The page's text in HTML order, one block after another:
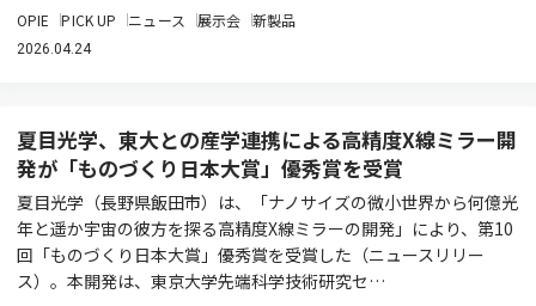
OPIE PICK UP ニュース 展示会 新製品
2026.04.24
夏目光学、東大との産学連携による高精度X線ミラー開
発が「ものづくり日本大賞」優秀賞を受賞
夏目光学（長野県飯田市）は、「ナノサイズの微小世界から何億光
年と遥か宇宙の彼方を探る高精度X線ミラーの開発」により、第10
回「ものづくり日本大賞」優秀賞を受賞した（ニュースリリー
ス）。本開発は、東京大学先端科学技術研究セ…